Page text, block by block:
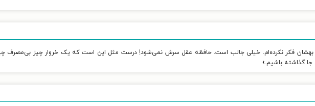
بهشان فکر نکرده‌ام. خیلی جالب است. حافظه عقل سرش نمی‌شود! درست مثل این است که یک خروار چیز بی‌مصرف
گذاشته باشیم.»